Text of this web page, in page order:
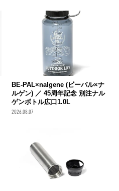
BE-PAL×nalgene (ビーパル×ナ
ルゲン) ／ 45周年記念 別注ナル
ゲンボトル広口1.0L
2026.08.07